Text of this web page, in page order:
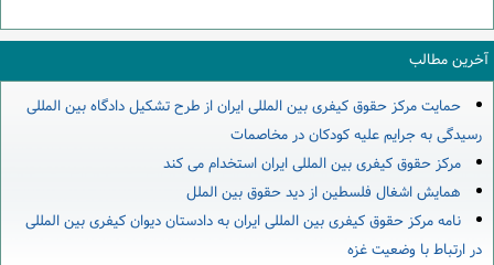
آخرین مطالب
حمایت مرکز حقوق کیفری بین المللی ایران از طرح تشکیل دادگاه بین المللی
رسیدگی به جرایم علیه کودکان در مخاصمات
مرکز حقوق کیفری بین المللی ایران استخدام می کند
همایش اشغال فلسطین از دید حقوق بین الملل
نامه مرکز حقوق کیفری بین المللی ایران به دادستان دیوان کیفری بین المللی
در ارتباط با وضعیت غزه